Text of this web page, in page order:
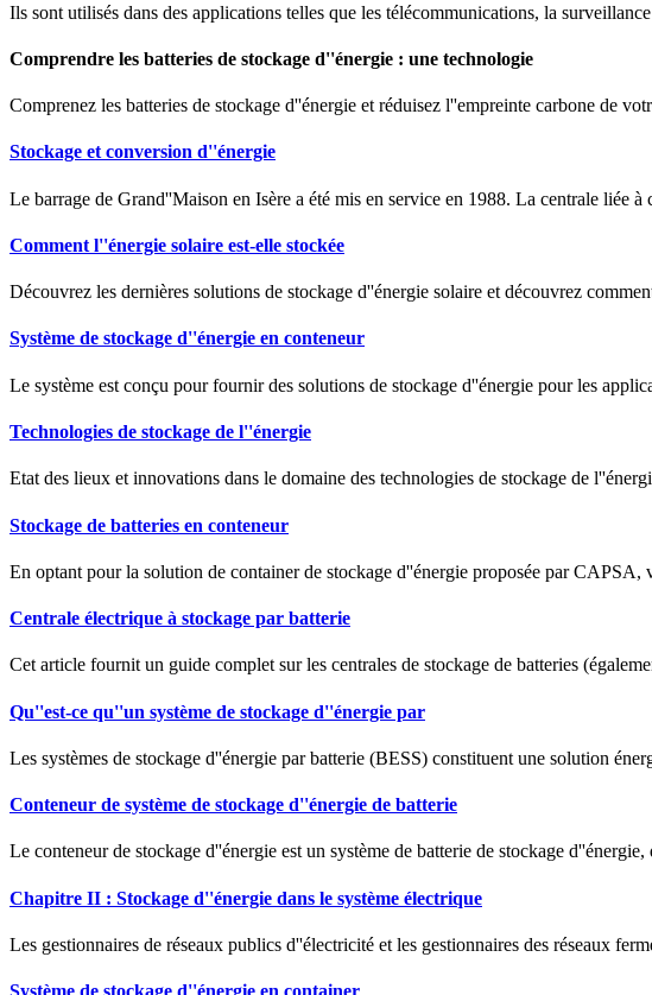
Ils sont utilisés dans des applications telles que les télécommunications, la
Comprendre les batteries de stockage d''énergie : une technologie
Comprenez les batteries de stockage d''énergie et réduisez l''empreinte carbone de
Stockage et conversion d''énergie
Le barrage de Grand''Maison en Isère a été mis en service en 1988. La centrale liée
Comment l''énergie solaire est-elle stockée
Découvrez les dernières solutions de stockage d''énergie solaire et découvrez
Système de stockage d''énergie en conteneur
Le système est conçu pour fournir des solutions de stockage d''énergie pour les
Technologies de stockage de l''énergie
Etat des lieux et innovations dans le domaine des technologies de stockage de
Stockage de batteries en conteneur
En optant pour la solution de container de stockage d''énergie proposée par CAPSA,
Centrale électrique à stockage par batterie
Cet article fournit un guide complet sur les centrales de stockage de batteries
Qu''est-ce qu''un système de stockage d''énergie par
Les systèmes de stockage d''énergie par batterie (BESS) constituent une solution
Conteneur de système de stockage d''énergie de batterie
Le conteneur de stockage d''énergie est un système de batterie de stockage
Chapitre II : Stockage d''énergie dans le système électrique
Les gestionnaires de réseaux publics d''électricité et les gestionnaires des réseaux